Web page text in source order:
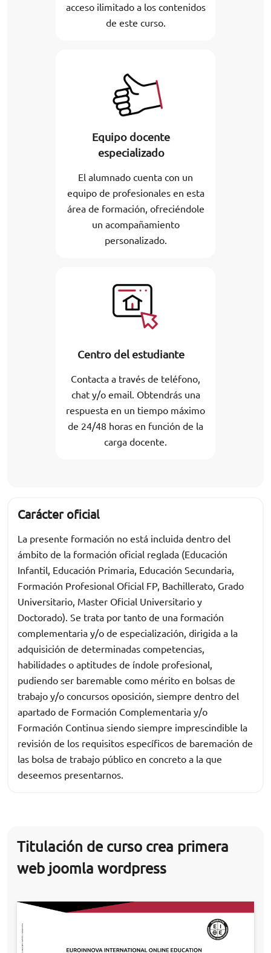
acceso ilimitado a los contenidos
de este curso.
Equipo docente
especializado
El alumnado cuenta con un
equipo de profesionales en esta
área de formación, ofreciéndole
un acompañamiento
personalizado.
Centro del estudiante
Contacta a través de teléfono,
chat y/o email. Obtendrás una
respuesta en un tiempo máximo
de 24/48 horas en función de la
carga docente.
Carácter oficial
La presente formación no está incluida dentro del
ámbito de la formación oficial reglada (Educación
Infantil, Educación Primaria, Educación Secundaria,
Formación Profesional Oficial FP, Bachillerato, Grado
Universitario, Master Oficial Universitario y
Doctorado). Se trata por tanto de una formación
complementaria y/o de especialización, dirigida a la
adquisición de determinadas competencias,
habilidades o aptitudes de índole profesional,
pudiendo ser baremable como mérito en bolsas de
trabajo y/o concursos oposición, siempre dentro del
apartado de Formación Complementaria y/o
Formación Continua siendo siempre imprescindible la
revisión de los requisitos específicos de baremación de
las bolsa de trabajo público en concreto a la que
deseemos presentarnos.
Titulación de curso crea primera
web joomla wordpress